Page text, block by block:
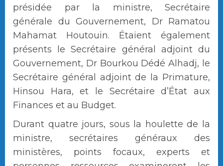
présidée par la ministre, Secrétaire
générale du Gouvernement, Dr Ramatou
Mahamat Houtouin. Étaient également
présents le Secrétaire général adjoint du
Gouvernement, Dr Bourkou Dédé Alhadj, le
Secrétaire général adjoint de la Primature,
Hinsou Hara, et le Secrétaire d’État aux
Finances et au Budget.
Durant quatre jours, sous la houlette de la
ministre, secrétaires généraux des
ministères, points focaux, experts et